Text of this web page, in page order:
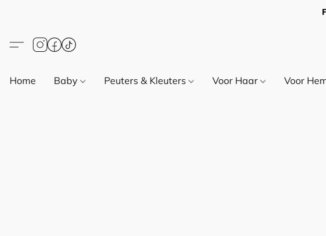
Home Baby Peuters & Kleuters Voor Haar Voor